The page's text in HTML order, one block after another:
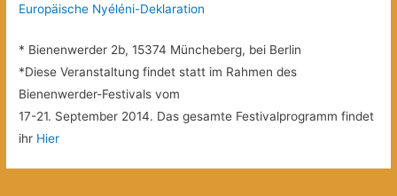
Europäische Nyéléni-Deklaration
* Bienenwerder 2b, 15374 Müncheberg, bei Berlin
*Diese Veranstaltung findet statt im Rahmen des
Bienenwerder-Festivals vom
17-21. September 2014. Das gesamte Festivalprogramm findet
ihr Hier